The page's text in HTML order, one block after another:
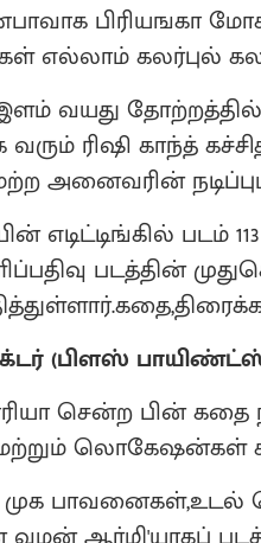
பிரியஙகா
எல்லாம் கலர்புல்
வயது தோற்றத்தில்
ரிஷி காந்த்
அனைவரின்
படம்
படத்தின்
(பிளஸ்
சென்ற பின் கதை
மற்றும் லொகேஷன்கள்
முக